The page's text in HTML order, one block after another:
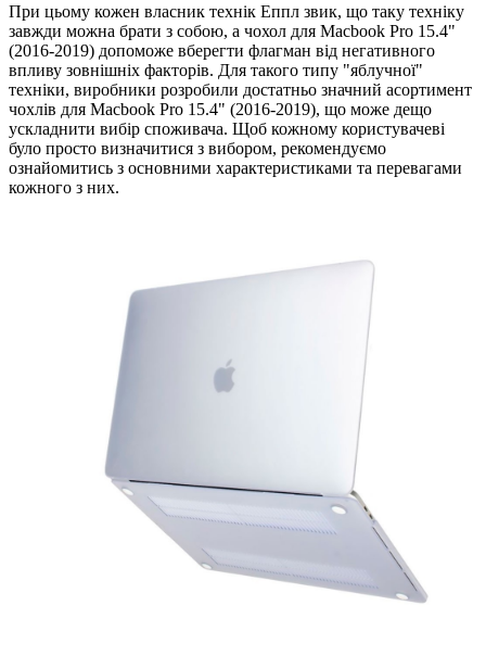
При цьому кожен власник технік Еппл звик, що таку техніку
завжди можна брати з собою, а чохол для Macbook Pro 15.4"
(2016-2019) допоможе вберегти флагман від негативного
впливу зовнішніх факторів. Для такого типу "яблучної"
техніки, виробники розробили достатньо значний асортимент
чохлів для Macbook Pro 15.4" (2016-2019), що може дещо
ускладнити вибір споживача. Щоб кожному користувачеві
було просто визначитися з вибором, рекомендуємо
ознайомитись з основними характеристиками та перевагами
кожного з них.